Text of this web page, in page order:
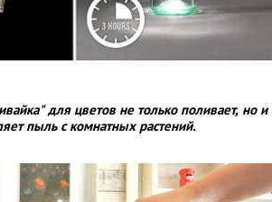
для цветов не только поливает, но и
пыль с комнатных растений.